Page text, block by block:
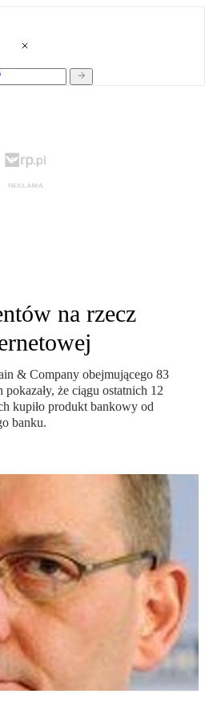
na rzecz
& Company obejmującego 83
że ciągu ostatnich 12
kupiło produkt bankowy od
banku.